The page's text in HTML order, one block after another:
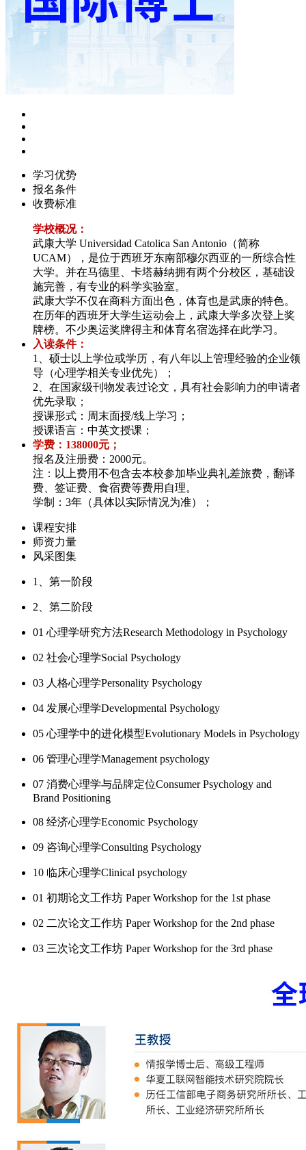
学习优势
报名条件
收费标准
学校概况：
武康大学 Universidad Catolica San Antonio（简称
UCAM），是位于西班牙东南部穆尔西亚的一所综合性
大学。并在马德里、卡塔赫纳拥有两个分校区，基础设
施完善，有专业的科学实验室。
武康大学不仅在商科方面出色，体育也是武康的特色。
在历年的西班牙大学生运动会上，武康大学多次登上奖
牌榜。不少奥运奖牌得主和体育名宿选择在此学习。
入读条件：
1、硕士以上学位或学历，有八年以上管理经验的企业领
导（心理学相关专业优先）；
2、在国家级刊物发表过论文，具有社会影响力的申请者
优先录取；
授课形式：周末面授/线上学习；
授课语言：中英文授课；
学费：138000元；
报名及注册费：2000元。
注：以上费用不包含去本校参加毕业典礼差旅费，翻译
费、签证费、食宿费等费用自理。
学制：3年（具体以实际情况为准）；
课程安排
师资力量
风采图集
1、第一阶段
2、第二阶段
01 心理学研究方法Research Methodology in Psychology
02 社会心理学Social Psychology
03 人格心理学Personality Psychology
04 发展心理学Developmental Psychology
05 心理学中的进化模型Evolutionary Models in Psychology
06 管理心理学Management psychology
07 消费心理学与品牌定位Consumer Psychology and
Brand Positioning
08 经济心理学Economic Psychology
09 咨询心理学Consulting Psychology
10 临床心理学Clinical psychology
01 初期论文工作坊 Paper Workshop for the 1st phase
02 二次论文工作坊 Paper Workshop for the 2nd phase
03 三次论文工作坊 Paper Workshop for the 3rd phase